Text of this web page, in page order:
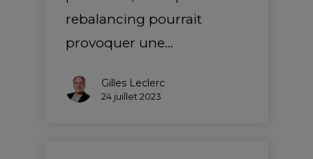
rebalancing pourrait
provoquer une…
Gilles Leclerc
24 juillet 2023